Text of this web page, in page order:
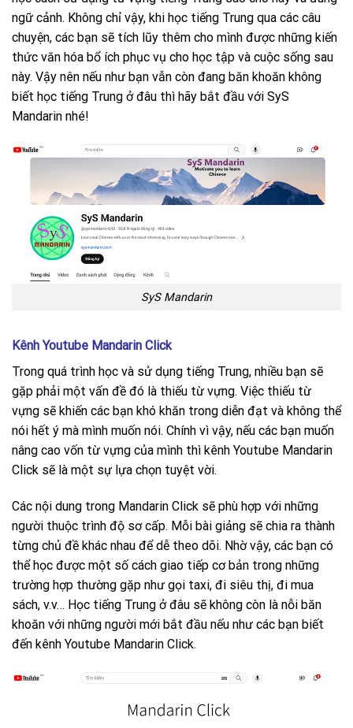
ngữ cảnh. Không chỉ vậy, khi học tiếng Trung qua các câu
chuyện, các bạn sẽ tích lũy thêm cho mình được những kiến
thức văn hóa bổ ích phục vụ cho học tập và cuộc sống sau
này. Vậy nên nếu như bạn vẫn còn đang băn khoăn không
biết học tiếng Trung ở đâu thì hãy bắt đầu với SyS
Mandarin nhé!
SyS Mandarin
Kênh Youtube Mandarin Click
Trong quá trình học và sử dụng tiếng Trung, nhiều bạn sẽ
gặp phải một vấn đề đó là thiếu từ vựng. Việc thiếu từ
vựng sẽ khiến các bạn khó khăn trong diễn đạt và không thể
nói hết ý mà mình muốn nói. Chính vì vậy, nếu các bạn muốn
nâng cao vốn từ vựng của mình thì kênh Youtube Mandarin
Click sẽ là một sự lựa chọn tuyệt vời.
Các nội dung trong Mandarin Click sẽ phù hợp với những
người thuộc trình độ sơ cấp. Mỗi bài giảng sẽ chia ra thành
từng chủ đề khác nhau để dễ theo dõi. Nhờ vậy, các bạn có
thể học được một số cách giao tiếp cơ bản trong những
trường hợp thường gặp như gọi taxi, đi siêu thị, đi mua
sách, v.v… Học tiếng Trung ở đâu sẽ không còn là nỗi băn
khoăn với những người mới bắt đầu nếu như các bạn biết
đến kênh Youtube Mandarin Click.